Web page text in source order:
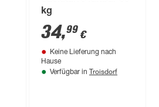
kg
34,99 €
Keine Lieferung nach
Hause
Verfügbar in Troisdorf